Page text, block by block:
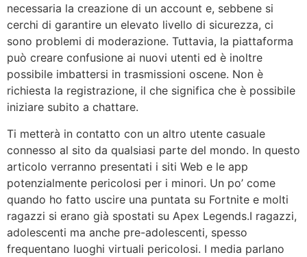
necessaria la creazione di un account e, sebbene si
cerchi di garantire un elevato livello di sicurezza, ci
sono problemi di moderazione. Tuttavia, la piattaforma
può creare confusione ai nuovi utenti ed è inoltre
possibile imbattersi in trasmissioni oscene. Non è
richiesta la registrazione, il che significa che è possibile
iniziare subito a chattare.
Ti metterà in contatto con un altro utente casuale
connesso al sito da qualsiasi parte del mondo. In questo
articolo verranno presentati i siti Web e le app
potenzialmente pericolosi per i minori. Un po’ come
quando ho fatto uscire una puntata su Fortnite e molti
ragazzi si erano già spostati su Apex Legends.I ragazzi,
adolescenti ma anche pre-adolescenti, spesso
frequentano luoghi virtuali pericolosi. I media parlano